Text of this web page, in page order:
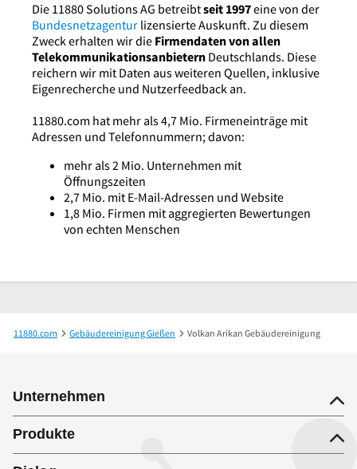
Die 11880 Solutions AG betreibtseit 1997eine von der
Bundesnetzagentur lizensierte Auskunft. Zu diesem
Zweck erhalten wir die Firmendaten von allen
Telekommunikationsanbietern Deutschlands. Diese
reichern wir mit Daten aus weiteren Quellen, inklusive
Eigenrecherche und Nutzerfeedback an.
11880.com hat mehr als 4,7 Mio. Firmeneinträge mit
Adressen und Telefonnummern; davon:
mehr als 2 Mio. Unternehmen mit
Öffnungszeiten
2,7 Mio. mit E-Mail-Adressen und Website
1,8 Mio. Firmen mit aggregierten Bewertungen
von echten Menschen
11880.com Gebäudereinigung Gießen Volkan Arikan Gebäudereinigung
Unternehmen
Produkte